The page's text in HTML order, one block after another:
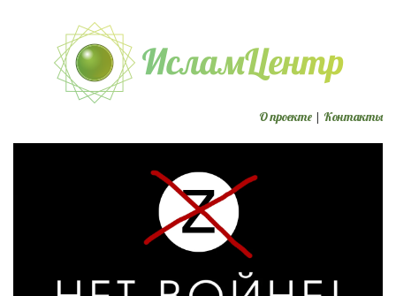
О проекте | Контакты